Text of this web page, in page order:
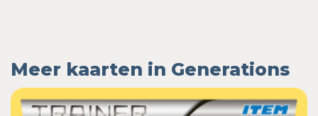
Meer kaarten in Generations